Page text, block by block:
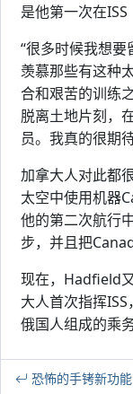
是他第一次在ISS
“很多时候我想
羡慕那些有这种
合和艰苦的训练
脱离土地片刻，
员。我真的很期
加拿大人对此都
太空中使用机器
他的第二次航行
步，并且把
现在，Hadfield
大人首次指挥
俄国人组成的乘
恐怖的手铐新功